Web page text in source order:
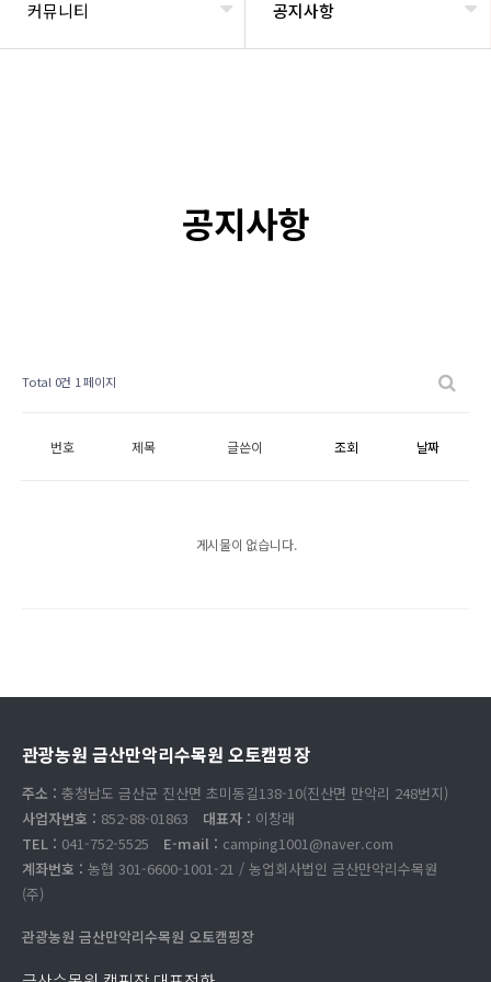
커뮤니티 공지사항
공지사항
Total 0건 1 페이지
번호 제목 글쓴이 조회 날짜
게시물이 없습니다.
관광농원 금산만악리수목원 오토캠핑장
주소 : 충청남도 금산군 진산면 초미동길138-10(진산면 만악리 248번지)
사업자번호 : 852-88-01863 대표자 : 이창래
TEL : 041-752-5525 E-mail : camping1001@naver.com
계좌번호 : 농협 301-6600-1001-21 / 농업회사법인 금산만악리수목원
(주)
관광농원 금산만악리수목원 오토캠핑장